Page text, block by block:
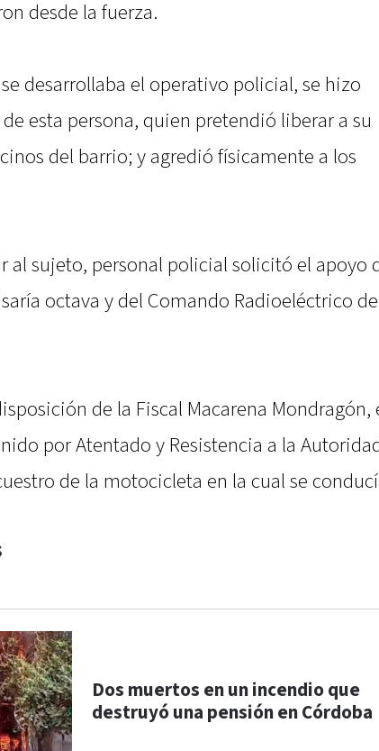
desde la fuerza.
desarrollaba el operativo policial, se hizo
esta persona, quien pretendió liberar a su
del barrio; y agredió físicamente a los
al sujeto, personal policial solicitó el apoyo
octava y del Comando Radioeléctrico de
de la Fiscal Macarena Mondragón,
por Atentado y Resistencia a la
de la motocicleta en la cual se
Dos muertos en un incendio que
destruyó una pensión en Córdoba